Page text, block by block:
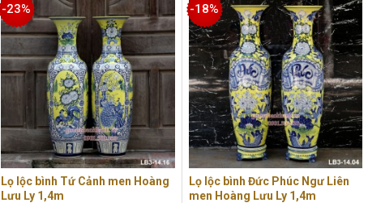
Lọ lộc bình Tứ Cảnh men Hoàng
Lưu Ly 1,4m
-23%
Lọ lộc bình Đức Phúc Ngư Liên
men Hoàng Lưu Ly 1,4m
-18%